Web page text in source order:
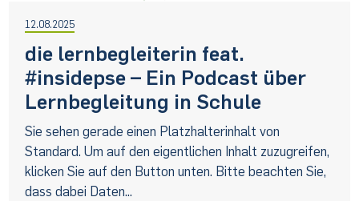
12.08.2025
die lernbegleiterin feat.
#insidepse – Ein Podcast über
Lernbegleitung in Schule
Sie sehen gerade einen Platzhalterinhalt von
Standard. Um auf den eigentlichen Inhalt zuzugreifen,
klicken Sie auf den Button unten. Bitte beachten Sie,
dass dabei Daten...